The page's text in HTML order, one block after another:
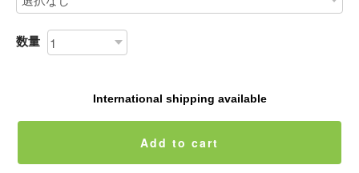
数量
International shipping available
Add to cart